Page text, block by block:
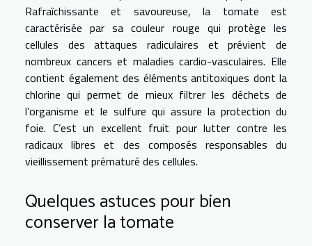
Rafraîchissante et savoureuse, la tomate est
caractérisée par sa couleur rouge qui protège les
cellules des attaques radiculaires et prévient de
nombreux cancers et maladies cardio-vasculaires. Elle
contient également des éléments antitoxiques dont la
chlorine qui permet de mieux filtrer les déchets de
l’organisme et le sulfure qui assure la protection du
foie. C’est un excellent fruit pour lutter contre les
radicaux libres et des composés responsables du
vieillissement prématuré des cellules.
Quelques astuces pour bien
conserver la tomate